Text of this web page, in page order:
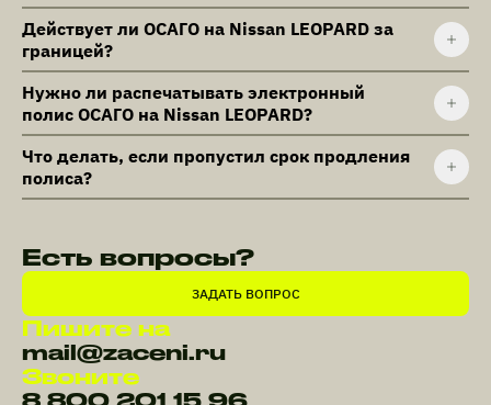
Действует ли ОСАГО на Nissan LEOPARD за
границей?
Нужно ли распечатывать электронный
полис ОСАГО на Nissan LEOPARD?
Что делать, если пропустил срок продления
полиса?
Есть вопросы?
ЗАДАТЬ ВОПРОС
Пишите на
mail@zaceni.ru
Звоните